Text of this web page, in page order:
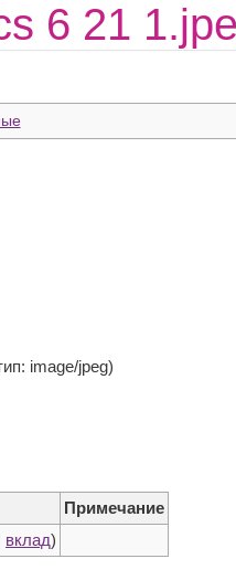
6 21
image/jpeg)
Примечание
вклад)